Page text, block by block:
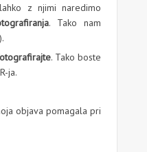
z njimi naredimo
. Tako nam
. Tako boste
ja.
objava pomagala pri